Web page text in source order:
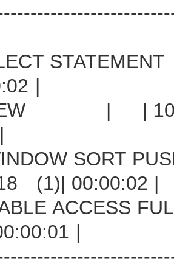
|
| |
SORT
(1)| 00:00:02 |
ACCESS
|